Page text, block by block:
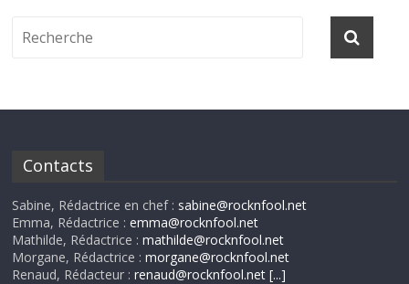
Contacts
Sabine, Rédactrice en chef : sabine@rocknfool.net
Emma, Rédactrice :emma@rocknfool.net
Mathilde, Rédactrice :mathilde@rocknfool.net
Morgane, Rédactrice :morgane@rocknfool.net
Renaud, Rédacteur :renaud@rocknfool.net [...]